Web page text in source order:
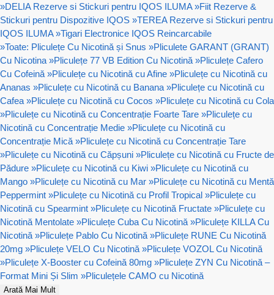
»DELIA Rezerve si Stickuri pentru IQOS ILUMA »Fiit Rezerve &
Stickuri pentru Dispozitive IQOS »TEREA Rezerve si Stickuri pentru
IQOS ILUMA »Tigari Electronice IQOS Reincarcabile
»Toate: Pliculețe Cu Nicotină și Snus »Pliculete GARANT (GRANT)
Cu Nicotina »Pliculețe 77 VB Edition Cu Nicotină »Pliculețe Cafero
Cu Cofeină »Pliculețe cu Nicotină cu Afine »Pliculețe cu Nicotină cu
Ananas »Pliculețe cu Nicotină cu Banana »Pliculețe cu Nicotină cu
Cafea »Pliculețe cu Nicotină cu Cocos »Pliculețe cu Nicotină cu Cola
»Pliculețe cu Nicotină cu Concentrație Foarte Tare »Pliculețe cu
Nicotină cu Concentrație Medie »Pliculețe cu Nicotină cu
Concentrație Mică »Pliculețe cu Nicotină cu Concentrație Tare
»Pliculețe cu Nicotină cu Căpșuni »Pliculețe cu Nicotină cu Fructe de
Pădure »Pliculețe cu Nicotină cu Kiwi »Pliculețe cu Nicotină cu
Mango »Pliculețe cu Nicotină cu Mar »Pliculețe cu Nicotină cu Mentă
Peppermint »Pliculețe cu Nicotină cu Profil Tropical »Pliculețe cu
Nicotină cu Spearmint »Pliculețe cu Nicotină Fructate »Pliculețe cu
Nicotină Mentolate »Pliculețe Cuba Cu Nicotină »Pliculețe KILLA Cu
Nicotină »Pliculețe Pablo Cu Nicotină »Pliculețe RUNE Cu Nicotină
20mg »Pliculețe VELO Cu Nicotină »Pliculețe VOZOL Cu Nicotină
»Pliculețe X-Booster cu Cofeină 80mg »Pliculețe ZYN Cu Nicotină –
Format Mini Și Slim »Pliculețele CAMO cu Nicotină
Arată Mai Mult